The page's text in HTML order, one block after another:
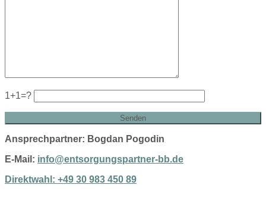
1+1=?
Ansprechpartner: Bogdan Pogodin
E-Mail: info@entsorgungspartner-bb.de
Direktwahl: +49 30 983 450 89